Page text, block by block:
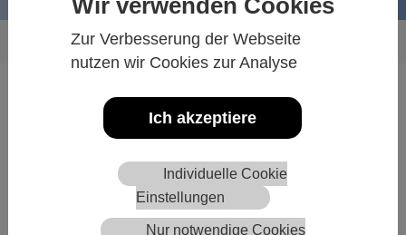
Wir verwenden Cookies
Zur Verbesserung der Webseite
nutzen wir Cookies zur Analyse
Ich akzeptiere
Individuelle Cookie
Einstellungen
Nur notwendige Cookies
Sie sind hier:
Willkommen Portfolio Produktfotografie
Ich setze Ihr Produkt ins rechte Licht...
Im Rahmen der Produktfotografie habe ich spezielle Techniken
für glänzende Oberflächen entwickelt.
Sehr gerne fotografiere ich Ihre Weinflaschen, Schmuck oder
sonstige glänzende Produkte mittels dieser speziellen Technik.